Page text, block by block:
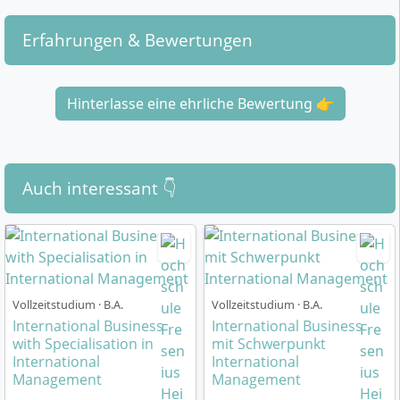
International Business Management: Grundlagen der
Betriebswirtschaft, Entrepreneurship und
volkswirtschaftliche Zusammenhänge im globalen
Differential- und Integralrechnung
Human Resources & Leadership:
Personalmanagement, Organisations- und
Veränderungsmanagement, nachhaltige Führung
Projektmanagement: Prozess und Methoden, KI und
Agilität im Projektmanagement
Business Communication Skills: Schriftliche und
mündliche Geschäftskommunikation,
Verhandlungstechniken, Präsentationskompetenz
Erfahrungen & Bewertungen
Hinterlasse eine ehrliche Bewertung 👉
Auch interessant 👇
Vollzeitstudium · B.A.
International Business
with Specialisation in
International
Management
Vollzeitstudium · B.A.
International Business
mit Schwerpunkt
International
Management